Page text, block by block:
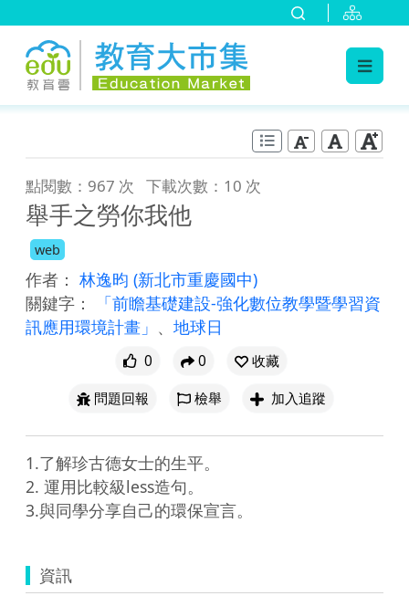
點閱數：967 次 下載次數：10 次
舉手之勞你我他
web
作者： 林逸昀 (新北市重慶國中)
關鍵字：
「前瞻基礎建設-強化數位教學暨學習資
訊應用環境計畫」 、 地球日
0 0
收藏
問題回報
檢舉 加入追蹤
1.了解珍古德女士的生平。
2. 運用比較級less造句。
資訊